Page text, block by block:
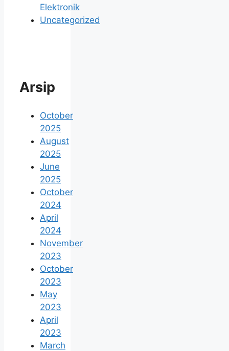
Elektronik
Uncategorized
Arsip
October
2025
August
2025
June
2025
October
2024
April
2024
November
2023
October
2023
May
2023
April
2023
March